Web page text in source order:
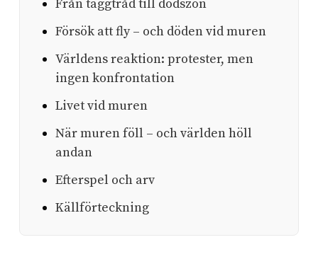
Från taggtråd till dödszon
Försök att fly – och döden vid muren
Världens reaktion: protester, men
ingen konfrontation
Livet vid muren
När muren föll – och världen höll
andan
Efterspel och arv
Källförteckning